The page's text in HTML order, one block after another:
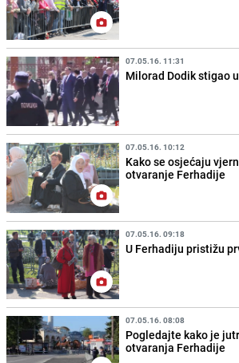
07.05.16. 11:31
Milorad Dodik stigao
07.05.16. 10:12
Kako se osjećaju
otvaranje Ferhadije
07.05.16. 09:18
U Ferhadiju pristižu
07.05.16. 08:08
Pogledajte kako je
otvaranja Ferhadije